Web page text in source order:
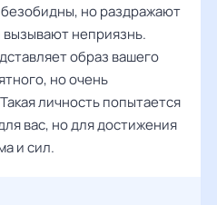
но раздражают
неприязнь.
образ вашего
но очень
личность попытается
вас, но для достижения
и сил.